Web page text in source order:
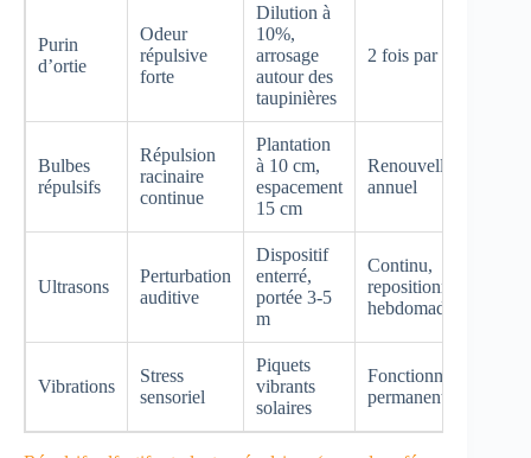
Purin
d’ortie
Odeur
répulsive
forte
Dilution à
10%,
arrosage
autour des
taupinières
2 fois par mois
Bulbes
répulsifs
Répulsion
racinaire
continue
Plantation
à 10 cm,
espacement
15 cm
Renouvellement
annuel
Ultrasons
Perturbation
auditive
Dispositif
enterré,
portée 3-5
m
Continu,
repositionnement
hebdomadaire
Vibrations
Stress
sensoriel
Piquets
vibrants
solaires
Fonctionnement
permanent